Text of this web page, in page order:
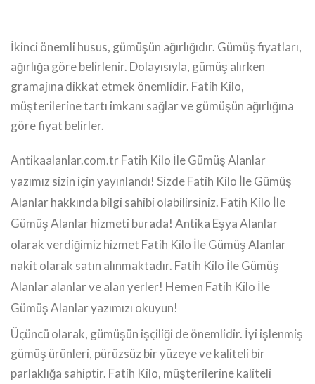
İkinci önemli husus, gümüşün ağırlığıdır. Gümüş fiyatları,
ağırlığa göre belirlenir. Dolayısıyla, gümüş alırken
gramajına dikkat etmek önemlidir. Fatih Kilo,
müşterilerine tartı imkanı sağlar ve gümüşün ağırlığına
göre fiyat belirler.
Antikaalanlar.com.tr Fatih Kilo İle Gümüş Alanlar
yazımız sizin için yayınlandı! Sizde Fatih Kilo İle Gümüş
Alanlar hakkında bilgi sahibi olabilirsiniz. Fatih Kilo İle
Gümüş Alanlar hizmeti burada! Antika Eşya Alanlar
olarak verdiğimiz hizmet Fatih Kilo İle Gümüş Alanlar
nakit olarak satın alınmaktadır. Fatih Kilo İle Gümüş
Alanlar alanlar ve alan yerler! Hemen Fatih Kilo İle
Gümüş Alanlar yazımızı okuyun!
Üçüncü olarak, gümüşün işçiliği de önemlidir. İyi işlenmiş
gümüş ürünleri, pürüzsüz bir yüzeye ve kaliteli bir
parlaklığa sahiptir. Fatih Kilo, müşterilerine kaliteli